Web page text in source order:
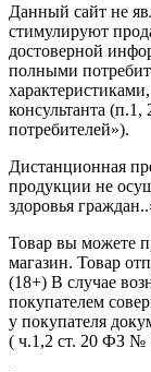
Данный сайт не
стимулируют
достоверной
полными
консультанта
потребителей»).
Дистанционная
продукции не
здоровья
Товар вы можете
магазин. Товар
(18+) В случае
покупателем
у покупателя
( ч.1,2 ст. 20 ФЗ №